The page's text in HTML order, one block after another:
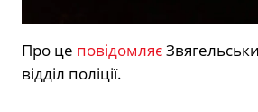
Про це повідомляє
відділ поліції.